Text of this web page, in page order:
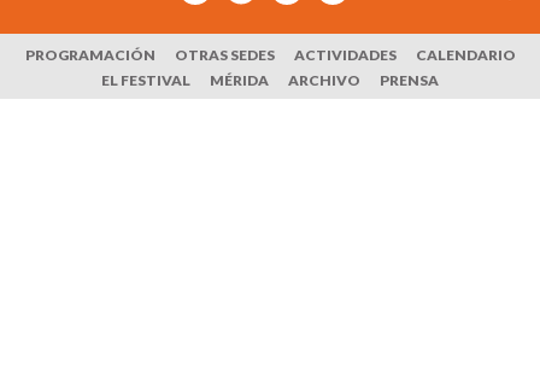
PROGRAMACIÓN OTRAS SEDES ACTIVIDADES
CALENDARIO
EL FESTIVAL
MÉRIDA ARCHIVO PRENSA